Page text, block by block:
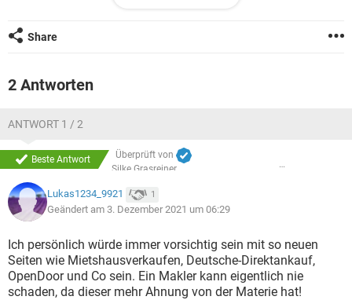
W
Share
2 Antworten
ANTWORT 1 / 2
Beste Antwort
Überprüft von
Silke Grasreiner
Lukas1234_9921 1
Geändert am 3. Dezember 2021 um 06:29
Ich persönlich würde immer vorsichtig sein mit so neuen
Seiten wie Mietshausverkaufen, Deutsche-Direktankauf,
OpenDoor und Co sein. Ein Makler kann eigentlich nie
schaden, da dieser mehr Ahnung von der Materie hat!